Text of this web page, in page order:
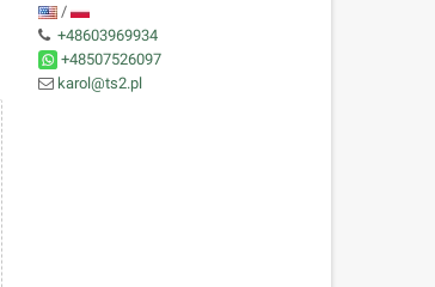
/
+48603969934
+48507526097
karol@ts2.pl